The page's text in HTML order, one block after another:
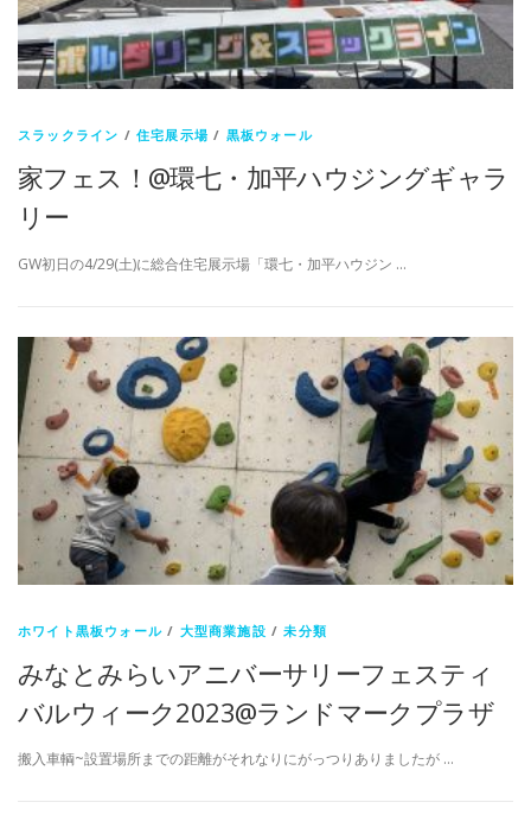
スラックライン /住宅展示場 / 黒板ウォール
家フェス！@環七・加平ハウジングギャラ
リー
GW初日の4/29(土)に総合住宅展示場「環七・加平ハウジン …
ホワイト黒板ウォール / 大型商業施設 /未分類
みなとみらいアニバーサリーフェスティ
バルウィーク2023@ランドマークプラザ
搬入車輌~設置場所までの距離がそれなりにがっつりありましたが …